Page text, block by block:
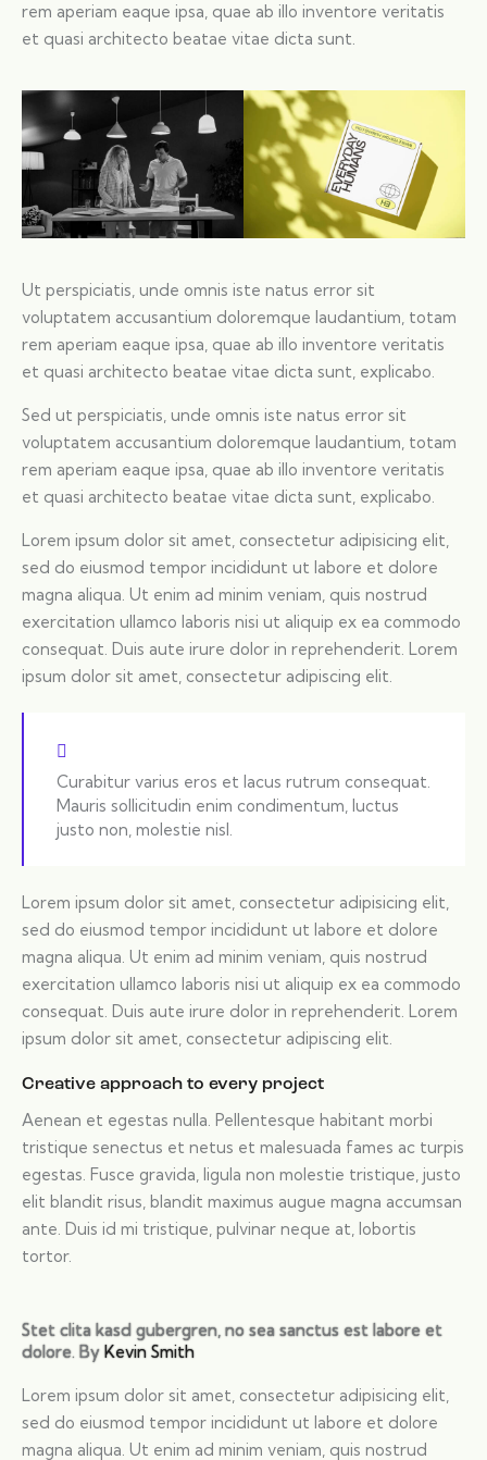
rem aperiam eaque ipsa, quae ab illo inventore veritatis
et quasi architecto beatae vitae dicta sunt.
Ut perspiciatis, unde omnis iste natus error sit
voluptatem accusantium doloremque laudantium, totam
rem aperiam eaque ipsa, quae ab illo inventore veritatis
et quasi architecto beatae vitae dicta sunt, explicabo.
Sed ut perspiciatis, unde omnis iste natus error sit
voluptatem accusantium doloremque laudantium, totam
rem aperiam eaque ipsa, quae ab illo inventore veritatis
et quasi architecto beatae vitae dicta sunt, explicabo.
Lorem ipsum dolor sit amet, consectetur adipisicing elit,
sed do eiusmod tempor incididunt ut labore et dolore
magna aliqua. Ut enim ad minim veniam, quis nostrud
exercitation ullamco laboris nisi ut aliquip ex ea commodo
consequat. Duis aute irure dolor in reprehenderit. Lorem
ipsum dolor sit amet, consectetur adipiscing elit.
Curabitur varius eros et lacus rutrum consequat.
Mauris sollicitudin enim condimentum, luctus
justo non, molestie nisl.
Lorem ipsum dolor sit amet, consectetur adipisicing elit,
sed do eiusmod tempor incididunt ut labore et dolore
magna aliqua. Ut enim ad minim veniam, quis nostrud
exercitation ullamco laboris nisi ut aliquip ex ea commodo
consequat. Duis aute irure dolor in reprehenderit. Lorem
ipsum dolor sit amet, consectetur adipiscing elit.
Creative approach to every project
Aenean et egestas nulla. Pellentesque habitant morbi
tristique senectus et netus et malesuada fames ac turpis
egestas. Fusce gravida, ligula non molestie tristique, justo
elit blandit risus, blandit maximus augue magna accumsan
ante. Duis id mi tristique, pulvinar neque at, lobortis
tortor.
Stet clita kasd gubergren, no sea sanctus est labore et
dolore. By Kevin Smith
Lorem ipsum dolor sit amet, consectetur adipisicing elit,
sed do eiusmod tempor incididunt ut labore et dolore
magna aliqua. Ut enim ad minim veniam, quis nostrud